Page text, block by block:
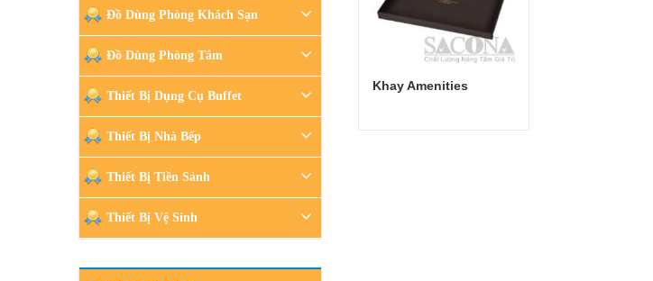
Khay Amenities
Đồ Dùng Phòng Khách Sạn
Đồ Dùng Phòng Tắm
Thiết Bị Dụng Cụ Buffet
Thiết Bị Nhà Bếp
Thiết Bị Tiền Sảnh
Thiết Bị Vệ Sinh